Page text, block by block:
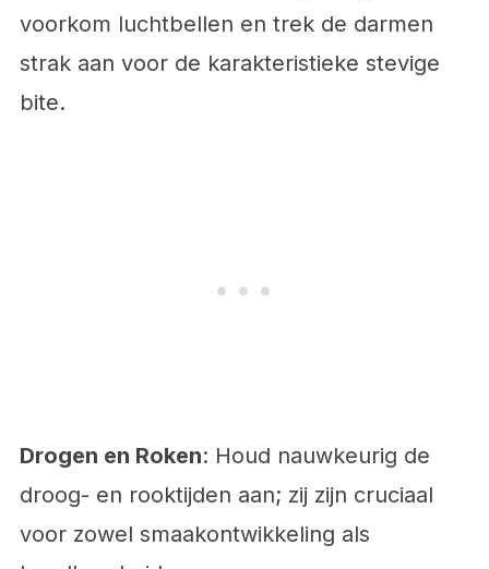
voorkom luchtbellen en trek de darmen
strak aan voor de karakteristieke stevige
bite.
Drogen en Roken: Houd nauwkeurig de
droog- en rooktijden aan; zij zijn cruciaal
voor zowel smaakontwikkeling als